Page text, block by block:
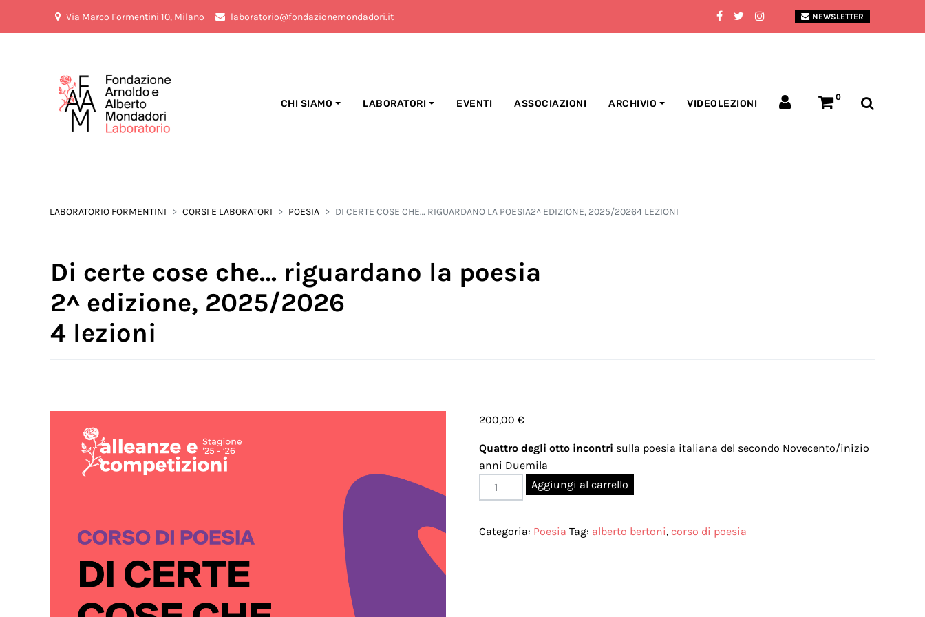
Via Marco Formentini 10, Milano laboratorio@fondazionemondadori.it NEWSLETTER
CHI SIAMO LABORATORI EVENTI ASSOCIAZIONI ARCHIVIO VIDEOLEZIONI
0
LABORATORIO FORMENTINI CORSI E LABORATORI POESIA DI CERTE COSE CHE… RIGUARDANO LA POESIA2^ EDIZIONE, 2025/20264 LEZIONI
Di certe cose che… riguardano la poesia
2^ edizione, 2025/2026
4 lezioni
200,00 €
Quattro degli otto incontri sulla poesia italiana del secondo Novecento/inizio
anni Duemila
certe
che...
Aggiungi al carrello
Categoria: Poesia Tag: alberto bertoni, corso di poesia